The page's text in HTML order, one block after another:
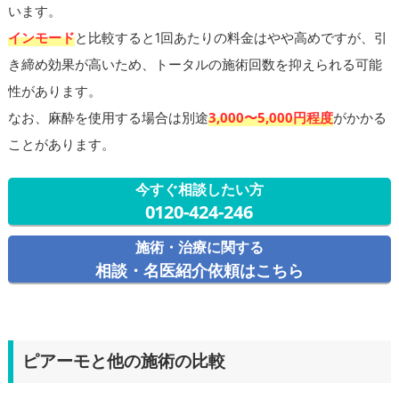
います。
インモードと比較すると1回あたりの料金はやや高めですが、引
き締め効果が高いため、トータルの施術回数を抑えられる可能
性があります。
なお、麻酔を使用する場合は別途3,000〜5,000円程度がかかる
ことがあります。
今すぐ相談したい方
0120-424-246
施術・治療に関する
相談・名医紹介依頼はこちら
ピアーモと他の施術の比較